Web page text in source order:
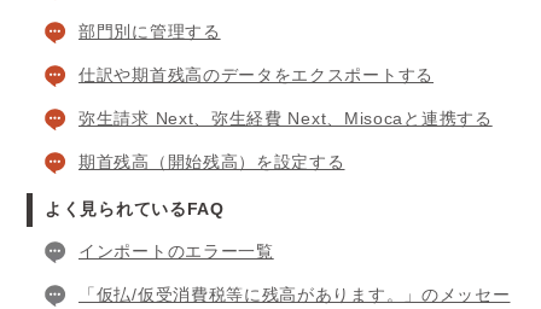
部門別に管理する
仕訳や期首残高のデータをエクスポートする
弥生請求 Next、弥生経費 Next、Misocaと連携する
期首残高（開始残高）を設定する
よく見られているFAQ
インポートのエラー一覧
「仮払/仮受消費税等に残高があります。」のメッセー